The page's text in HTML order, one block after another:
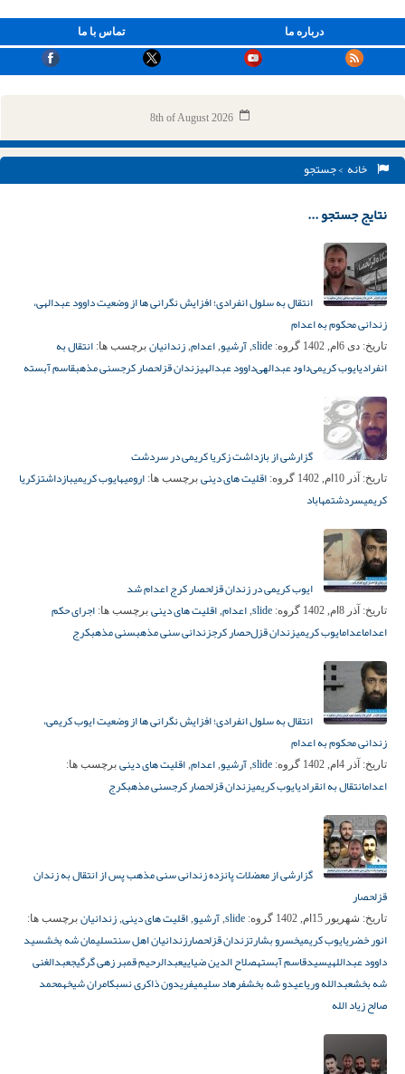
تماس با ما درباره ما
8th of August 2026
خانه > جستجو
نتایج جستجو ...
انتقال به سلول انفرادی؛ افزایش نگرانی ها از وضعیت داوود عبدالهی،
زندانی محکوم به اعدام
تاریخ: دی 6ام, 1402 گروه: slide
, آرشیو, اعدام, زندانیان برچسب ها: انتقال به
انفرادیایوب کریمیﺩﺍﻭﺩ ﻋﺒﺪﺍﻟﻬﯽداوود عبدالهیزندان قزلحصار کرجسنی مذهبقاسم آبسته
گزارشی از بازداشت زکریا کریمی در سردشت
تاریخ: آذر 10ام, 1402 گروه: اقلیت های دینی برچسب ها: ارومیهایوب کریمیبازداشتزکریا
کریمیسردشتمهاباد
ایوب کریمی در زندان قزلحصار کرج اعدام شد
تاریخ: آذر 8ام, 1402 گروه: slide
, اعدام, اقلیت های دینی برچسب ها: اجرای حکم
اعداماعدامایوب کریمیزندان قزل‌حصار کرجزندانی سنی مذهبسنی مذهبکرج
انتقال به سلول انفرادی؛ افزایش نگرانی ها از وضعیت ایوب کریمی،
زندانی محکوم به اعدام
تاریخ: آذر 4ام, 1402 گروه: slide
, آرشیو, اعدام, اقلیت های دینی برچسب ها:
اعدامانتقال به انقرادیایوب کریمیزندان قزلحصار کرجسنی مذهبکرج
گزارشی از معضلات پانزده زندانی سنی مذهب پس از انتقال به زندان
قزلحصار
تاریخ: شهریور 15ام, 1402 گروه: slide
, آرشیو, اقلیت های دینی, زندانیان برچسب ها:
انور خضریایوب کریمیخسرو بشارتزندان قزلحصارزندانیان اهل سنتسلیمان شه بخشسید
داوود عبداللهیسیدقاسم آبستهصلاح الدین ضیاییعبدالرحیم قمبر زهی گرگیجعبدالغنی
شه بخشعبدالله وریاعیدو شه بخشفرهاد سلیمیفریدون ذاکری نسبکامران شیخهمحمد
صالح زیاد الله